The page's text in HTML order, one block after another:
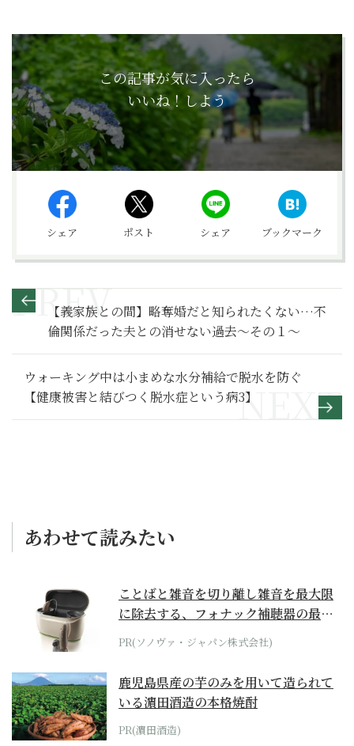
この記事が気に入ったら
いいね！しよう
シェア ポスト シェア ブックマーク
【義家族との間】略奪婚だと知られたくない…不
倫関係だった夫との消せない過去～その１～
ウォーキング中は小まめな水分補給で脱水を防ぐ
【健康被害と結びつく脱水症という病3】
あわせて読みたい
ことばと雑音を切り離し雑音を最大限
に除去する、フォナック補聴器の最上
位モデル
PR(ソノヴァ・ジャパン株式会社)
鹿児島県産の芋のみを用いて造られて
いる濵田酒造の本格焼酎
PR(濵田酒造)